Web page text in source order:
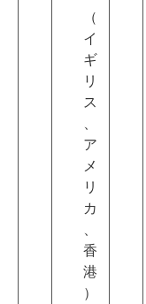
（
イ
ギ
リ
ス
、
ア
メ
リ
カ
、
香
港
）